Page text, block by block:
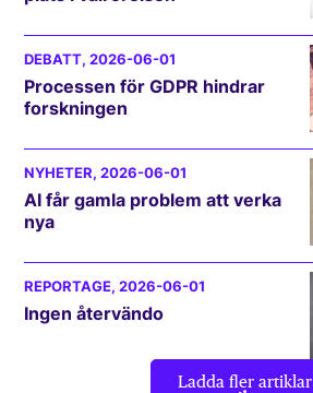
DEBATT, 2026-06-01
Processen för GDPR hindrar
forskningen
NYHETER, 2026-06-01
AI får gamla problem att verka
nya
REPORTAGE, 2026-06-01
Ingen återvändo
Ladda fler artiklar